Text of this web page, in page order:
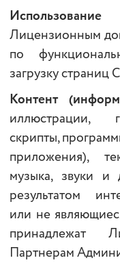
Использование
Лицензионным
по
загрузку страниц
Контент
иллюстрации,
скрипты,
приложения),
музыка, звуки и
результатом
или не
принадлежат
Партнерам